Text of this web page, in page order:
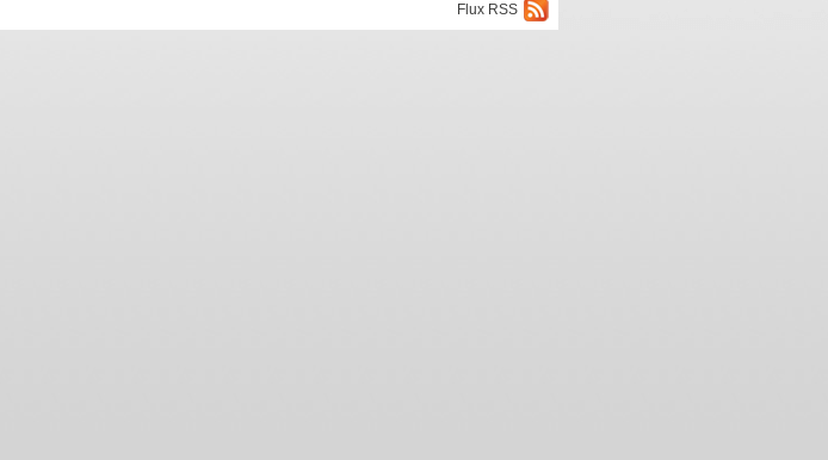
Flux RSS